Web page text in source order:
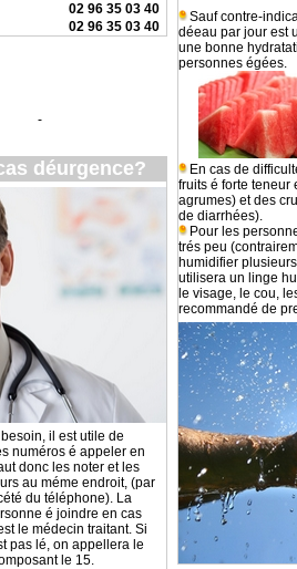
02 96 35 03 40
02 96 35 03 40
-
déurgence?
il est utile de
numéros é appeler en
donc les noter et les
au méme endroit, (par
du téléphone). La
é joindre en cas
le médecin traitant. Si
pas lé, on appellera le
le 15.
Sauf contre-
déeau par jour est
une bonne
personnes égées.
En cas de
fruits é forte teneur
agrumes) et des
de diarrhées).
Pour les
trés peu
humidifier
utilisera un linge
le visage, le cou,
recommandé de